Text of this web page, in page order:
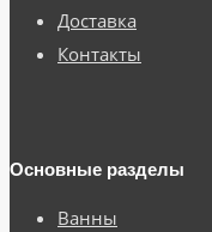
Доставка
Контакты
Основные разделы
Ванны